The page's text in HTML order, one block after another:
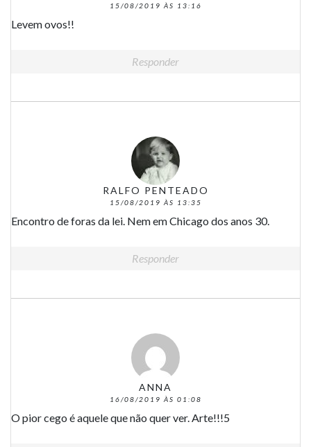
15/08/2019 ÀS 13:16
Levem ovos!!
Responder
RALFO PENTEADO
15/08/2019 ÀS 13:35
Encontro de foras da lei. Nem em Chicago dos anos 30.
Responder
ANNA
16/08/2019 ÀS 01:08
O pior cego é aquele que não quer ver. Arte!!!5